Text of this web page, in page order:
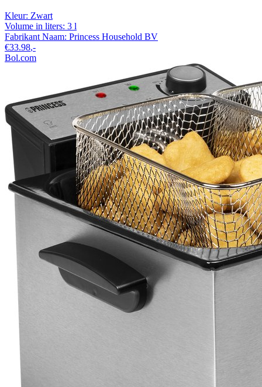
Kleur: Zwart
Volume in liters: 3 l
Fabrikant Naam: Princess Household BV
€33.98,-
Bol.com